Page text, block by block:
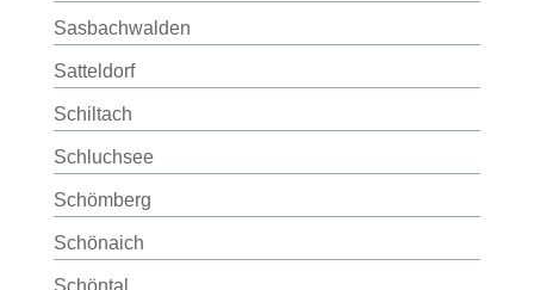
Sasbachwalden
Satteldorf
Schiltach
Schluchsee
Schömberg
Schönaich
Schöntal